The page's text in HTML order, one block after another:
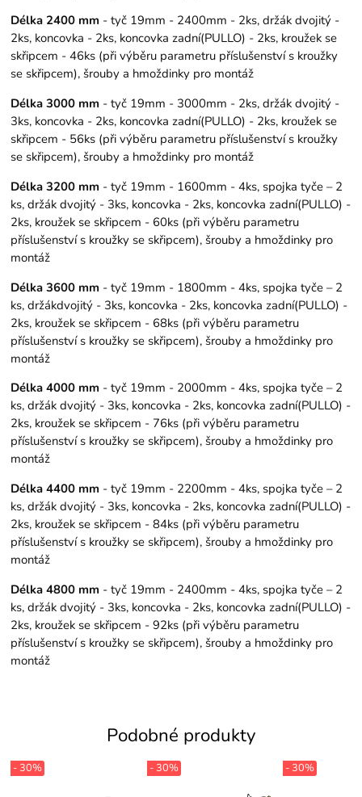
Délka 2400 mm - tyč 19mm - 2400mm - 2ks, držák dvojitý -
2ks, koncovka - 2ks, koncovka zadní(PULLO) - 2ks, kroužek se
skřipcem - 46ks (při výběru parametru příslušenství s kroužky
se skřipcem), šrouby a hmoždinky pro montáž
Délka 3000 mm - tyč 19mm - 3000mm - 2ks, držák dvojitý -
3ks, koncovka - 2ks, koncovka zadní(PULLO) - 2ks, kroužek se
skřipcem - 56ks (při výběru parametru příslušenství s kroužky
se skřipcem), šrouby a hmoždinky pro montáž
Délka 3200 mm - tyč 19mm - 1600mm - 4ks, spojka tyče – 2
ks, držák dvojitý - 3ks, koncovka - 2ks, koncovka zadní(PULLO) -
2ks, kroužek se skřipcem - 60ks (při výběru parametru
příslušenství s kroužky se skřipcem), šrouby a hmoždinky pro
montáž
Délka 3600 mm - tyč 19mm - 1800mm - 4ks, spojka tyče – 2
ks, držákdvojitý - 3ks, koncovka - 2ks, koncovka zadní(PULLO) -
2ks, kroužek se skřipcem - 68ks (při výběru parametru
příslušenství s kroužky se skřipcem), šrouby a hmoždinky pro
montáž
Délka 4000 mm - tyč 19mm - 2000mm - 4ks, spojka tyče – 2
ks, držák dvojitý - 3ks, koncovka - 2ks, koncovka zadní(PULLO) -
2ks, kroužek se skřipcem - 76ks (při výběru parametru
příslušenství s kroužky se skřipcem), šrouby a hmoždinky pro
montáž
Délka 4400 mm - tyč 19mm - 2200mm - 4ks, spojka tyče – 2
ks, držák dvojitý - 3ks, koncovka - 2ks, koncovka zadní(PULLO) -
2ks, kroužek se skřipcem - 84ks (při výběru parametru
příslušenství s kroužky se skřipcem), šrouby a hmoždinky pro
montáž
Délka 4800 mm - tyč 19mm - 2400mm - 4ks, spojka tyče – 2
ks, držák dvojitý - 3ks, koncovka - 2ks, koncovka zadní(PULLO) -
2ks, kroužek se skřipcem - 92ks (při výběru parametru
příslušenství s kroužky se skřipcem), šrouby a hmoždinky pro
montáž
Podobné produkty
- 30% - 30% - 30%